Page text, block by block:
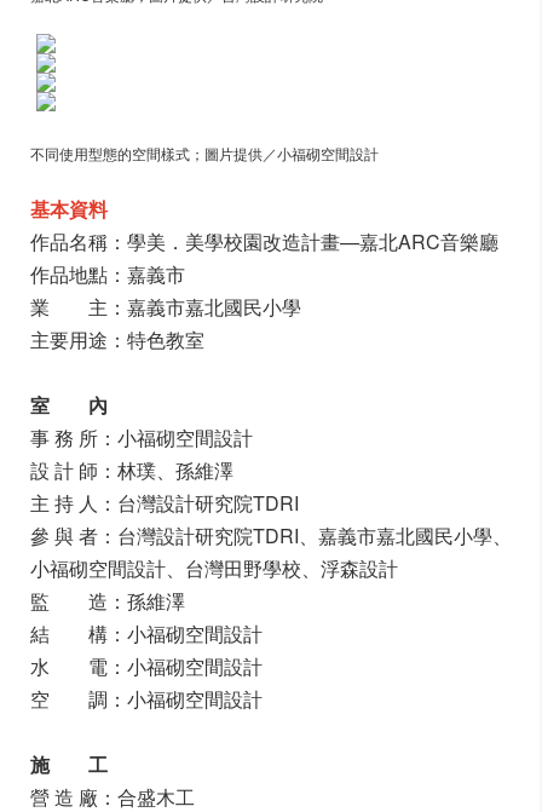
不同使用型態的空間樣式；圖片提供／小福砌空間設計
基本資料
作品名稱：學美．美學校園改造計畫—嘉北ARC音樂廳
作品地點：嘉義市
業 主：嘉義市嘉北國民小學
主要用途：特色教室
室 內
事 務 所：小福砌空間設計
設 計 師：林璞、孫維澤
主 持 人：台灣設計研究院TDRI
參 與 者：台灣設計研究院TDRI、嘉義市嘉北國民小學、
小福砌空間設計、台灣田野學校、浮森設計
監 造：孫維澤
結 構：小福砌空間設計
水 電：小福砌空間設計
空 調：小福砌空間設計
施 工
營 造 廠：合盛木工